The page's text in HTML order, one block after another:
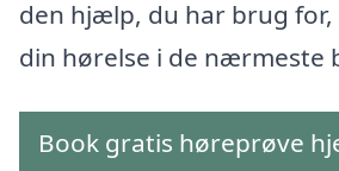
den hjælp, du har brug for,
din hørelse i de nærmeste
Book gratis høreprøve